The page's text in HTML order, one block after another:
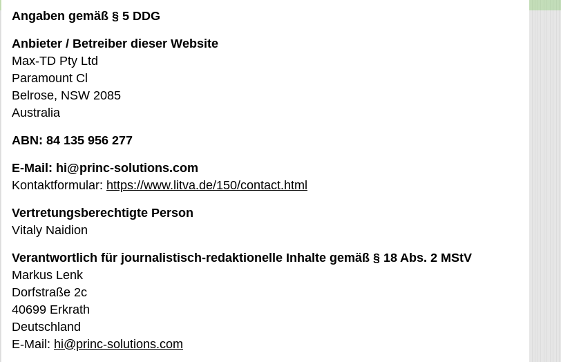
Angaben gemäß § 5 DDG
Anbieter / Betreiber dieser Website
Max-TD Pty Ltd
Paramount Cl
Belrose, NSW 2085
Australia
ABN: 84 135 956 277
E-Mail: hi@princ-solutions.com
Kontaktformular: https://www.litva.de/150/contact.html
Vertretungsberechtigte Person
Vitaly Naidion
Verantwortlich für journalistisch-redaktionelle Inhalte gemäß § 18 Abs. 2 MStV
Markus Lenk
Dorfstraße 2c
40699 Erkrath
Deutschland
E-Mail: hi@princ-solutions.com